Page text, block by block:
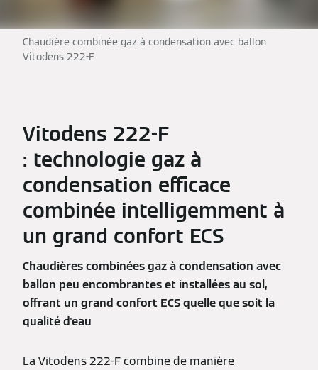
Chaudière combinée gaz à condensation avec ballon
Vitodens 222-F
Vitodens 222-F
: technologie gaz à
condensation efficace
combinée intelligemment à
un grand confort ECS
Chaudières combinées gaz à condensation avec
ballon peu encombrantes et installées au sol,
offrant un grand confort ECS quelle que soit la
qualité d'eau
La Vitodens 222-F combine de manière